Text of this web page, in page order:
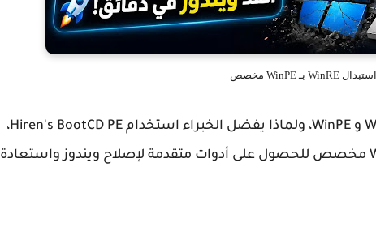
استبدال WinRE بـ WinPE مخصص
في هذا الدليل سنتعرف على الفرق بين WinRE و WinPE، ولماذا يفضل الخبراء استخدام Hiren's BootCD PE،
بالإضافة إلى كيفية استبدال أو إضافة WinPE مخصص للحصول على أدوات متقدمة لإصلاح ويندوز واستعادة